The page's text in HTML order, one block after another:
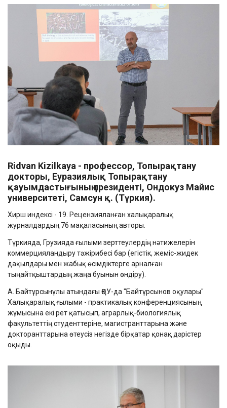
Ridvan Kizilkaya - профессор, Топырақтану
докторы, Еуразиялық Топырақтану
қауымдастығының президенті, Ондокуз Майис
университеті, Самсун қ. (Түркия).
Хирш индексі - 19. Рецензияланған халықаралық
журналдардың 76 мақаласының авторы.
Түркияда, Грузияда ғылыми зерттеулердің нәтижелерін
коммерцияландыру тәжірибесі бар (егістік, жеміс-жидек
дақылдары мен жабық өсімдіктерге арналған
тыңайтқыштардың жаңа буынын өндіру).
А. Байтұрсынұлы атындағы ҚӨУ-да "Байтұрсынов оқулары"
Халықаралық ғылыми - практикалық конференциясының
жұмысына екі рет қатысып, аграрлық-биологиялық
факультеттің студенттеріне, магистранттарына және
докторанттарына өтеусіз негізде бірқатар қонақ дәрістер
оқыды.